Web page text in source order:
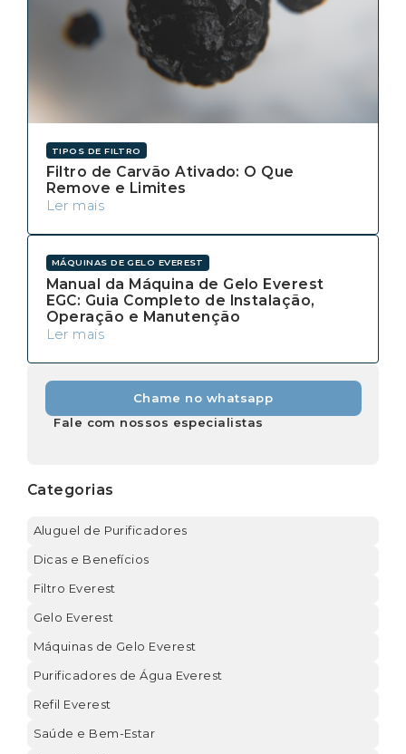
Fale com nossos especialistas
Chame no whatsapp
Categorias
Aluguel de Purificadores
Dicas e Benefícios
Filtro Everest
Gelo Everest
Máquinas de Gelo Everest
Purificadores de Água Everest
Refil Everest
Saúde e Bem-Estar
TIPOS DE FILTRO
Filtro de Carvão Ativado: O Que
Remove e Limites
Ler mais
MÁQUINAS DE GELO EVEREST
Manual da Máquina de Gelo Everest
EGC: Guia Completo de Instalação,
Operação e Manutenção
Ler mais